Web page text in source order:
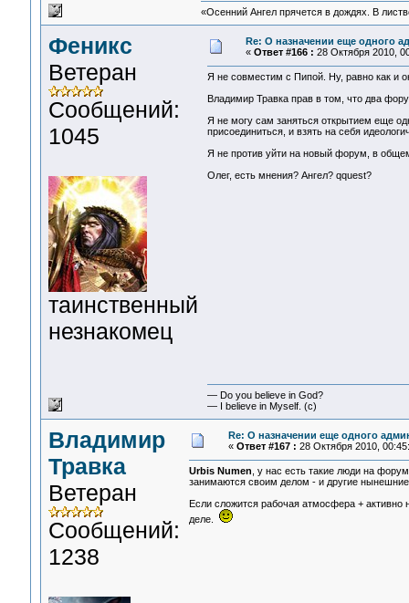
«Осенний Ангел прячется в дождях. В
Феникс
Ветеран
Сообщений:
1045
таинственный
незнакомец
Re: О назначении еще одного
« Ответ #166 : 28 Октября 2010,
Я не совместим с Пипой. Ну, равно как и
Владимир Травка прав в том, что два
Я не могу сам заняться открытием еще
присоединиться, и взять на себя
Я не против уйти на новый форум, в
Олег, есть мнения? Ангел? qquest?
— Do you believe in God?
— I believe in Myself. (c)
Владимир
Травка
Ветеран
Сообщений:
1238
Re: О назначении еще одного
« Ответ #167 : 28 Октября 2010,
Urbis Numen , у нас есть такие люди на
занимаются своим делом - и другие
Если сложится рабочая атмосфера +
деле.